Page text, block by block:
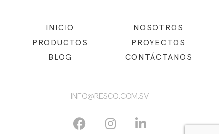
INICIO
NOSOTROS
PRODUCTOS
PROYECTOS
BLOG
CONTÁCTANOS
INFO@RESCO.COM.SV